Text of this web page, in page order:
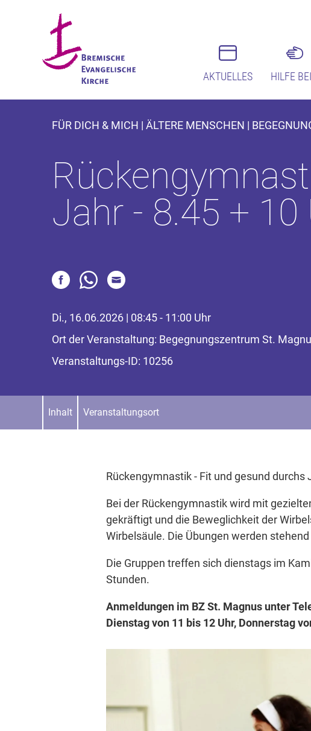
AKTUELLES HILFE
FÜR DICH & MICH | ÄLTERE MENSCHEN |
Jahr - 8.45 + 10
Di., 16.06.2026 | 08:45 - 11:00 Uhr
Ort der Veranstaltung: Begegnungszentrum St.
Veranstaltungs-ID: 10256
Inhalt Veranstaltungsort
Rückengymnastik - Fit und gesund durchs
Bei der Rückengymnastik wird mit
gekräftigt und die Beweglichkeit der
Wirbelsäule. Die Übungen werden
Die Gruppen treffen sich dienstags im
Stunden.
Anmeldungen im BZ St. Magnus unter
Dienstag von 11 bis 12 Uhr, Donnerstag